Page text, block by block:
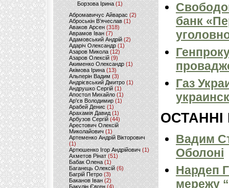
Борзова Ірина(1)
Абромавичус Айварас (2)
Аброськін В’ячеслав(1)
Аваков Арсен (318)
Аврамов Іван (7)
Адамовський Андрій(2)
Адаріч Олександр (1)
Азаров Микола (12)
Азаров Олексій (9)
Акименко Олександр(1)
Акімова Ірина(13)
Альперін Вадим (3)
Андрієвський Дмитро(1)
Андрушко Сергій(1)
Апостол Михайло(1)
Ар'єв Володимир (1)
Арабей Денис(1)
Арахамія Давид (1)
Арбузов Сергій (44)
Арестович Олексій
Миколайович(1)
Артеменко Андрій Вікторович
(1)
Артюшенко Ігор Андрійович(1)
Ахметов Рінат(51)
Бабак Олена(1)
Баганець Олексій(6)
Багрій Петро (3)
Баканов Іван(2)
Бакулін Євген (4)
банк
Газ
ОСТАННІ
Вадим
Оболоні
Нардеп
мережу